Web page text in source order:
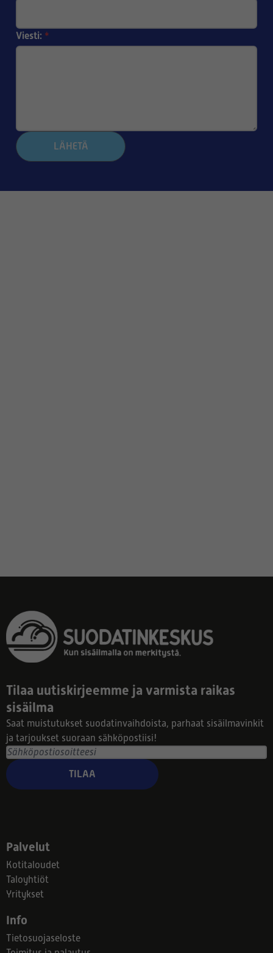
Viesti: *
LÄHETÄ
Tilaa uutiskirjeemme ja varmista raikas
sisäilma
Saat muistutukset suodatinvaihdoista, parhaat sisäilmavinkit
ja tarjoukset suoraan sähköpostiisi!
TILAA
Palvelut
Kotitaloudet
Taloyhtiöt
Yritykset
Info
Tietosuojaseloste